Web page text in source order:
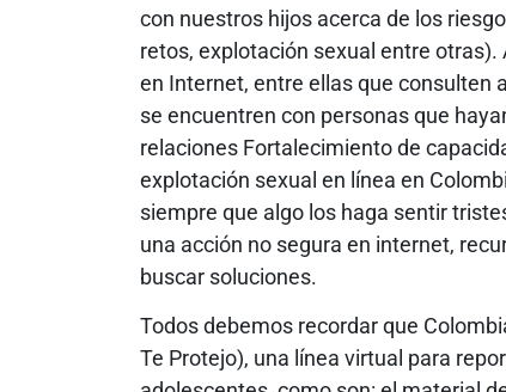
con nuestros hijos acerca de los
retos, explotación sexual entre
en Internet, entre ellas que consulten
se encuentren con personas que
relaciones Fortalecimiento de
explotación sexual en línea en
siempre que algo los haga sentir
una acción no segura en internet,
buscar soluciones.
Todos debemos recordar que
Te Protejo), una línea virtual para